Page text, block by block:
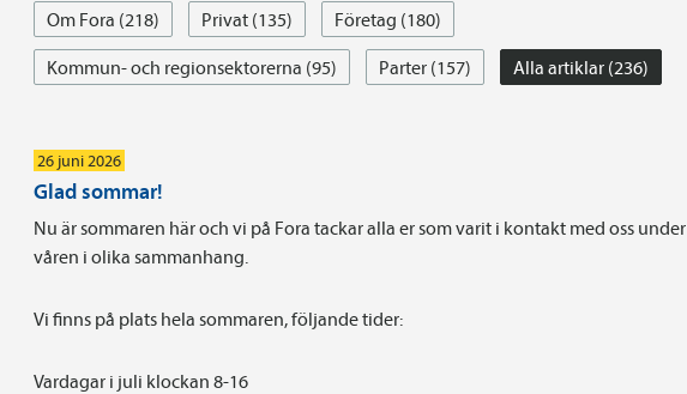
Om Fora (218) Privat (135)
Företag (180)
Kommun- och regionsektorerna (95)
Parter (157) Alla artiklar (236)
26 juni 2026
Glad sommar!
Nu är sommaren här och vi på Fora tackar alla er som varit i kontakt med oss under
våren i olika sammanhang.
Vi finns på plats hela sommaren, följande tider:
Vardagar i juli klockan 8-16